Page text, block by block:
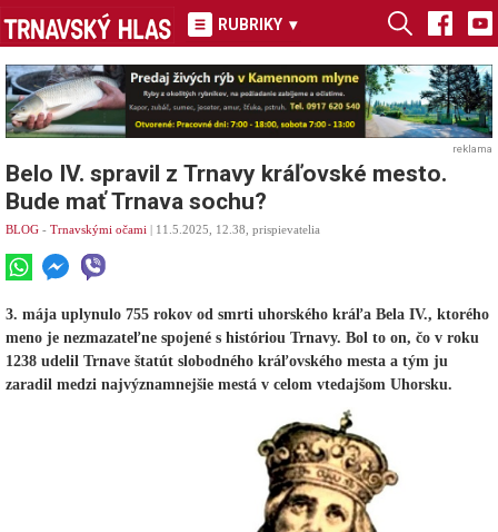
RUBRIKY ▾
reklama
Belo IV. spravil z Trnavy kráľovské mesto.
Bude mať Trnava sochu?
BLOG - Trnavskými očami | 11.5.2025, 12.38, prispievatelia
3. mája uplynulo 755 rokov od smrti uhorského kráľa Bela IV., ktorého
meno je nezmazateľne spojené s históriou Trnavy. Bol to on, čo v roku
1238 udelil Trnave štatút slobodného kráľovského mesta a tým ju
zaradil medzi najvýznamnejšie mestá v celom vtedajšom Uhorsku.